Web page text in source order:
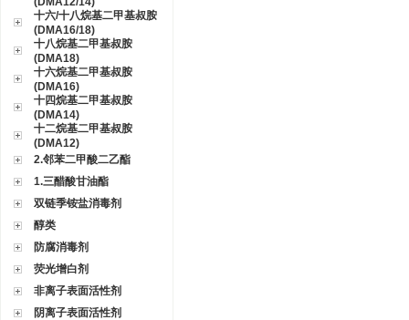
十六/十八烷基二甲基叔胺
(DMA16/18)
十八烷基二甲基叔胺
(DMA18)
十六烷基二甲基叔胺
(DMA16)
十四烷基二甲基叔胺
(DMA14)
十二烷基二甲基叔胺
(DMA12)
2.邻苯二甲酸二乙酯
1.三醋酸甘油酯
双链季铵盐消毒剂
醇类
防腐消毒剂
荧光增白剂
非离子表面活性剂
阴离子表面活性剂